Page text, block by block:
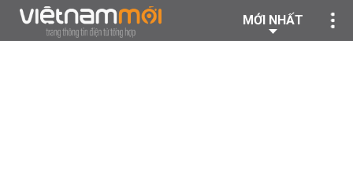
MỚI NHẤT